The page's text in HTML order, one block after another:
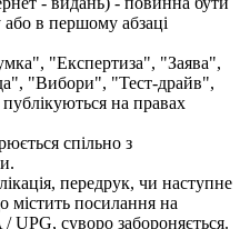
або в першому абзаці
"Експертиза", "Заява",
"Вибори", "Тест-драйв",
на правах
спільно з
передрук, чи наступне
містить посилання на
UPG, суворо забороняється.